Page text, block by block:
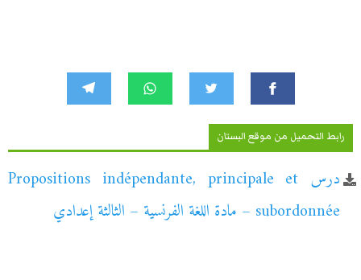
رابط التحميل من موقع البستان
درس Propositions indépendante, principale et
subordonnée – مادة اللغة الفرنسية – الثالثة إعدادي